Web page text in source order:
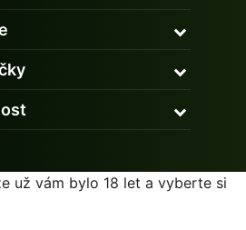
už vám bylo 18 let a vyberte si